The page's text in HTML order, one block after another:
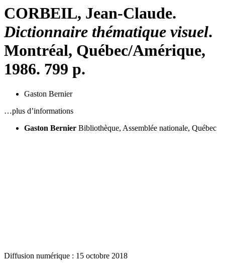
CORBEIL, Jean-Claude.
Dictionnaire thématique visuel.
Montréal, Québec/Amérique,
1986. 799 p.
Gaston Bernier
…plus d’informations
Gaston Bernier Bibliothèque, Assemblée nationale, Québec
Diffusion numérique : 15 octobre 2018